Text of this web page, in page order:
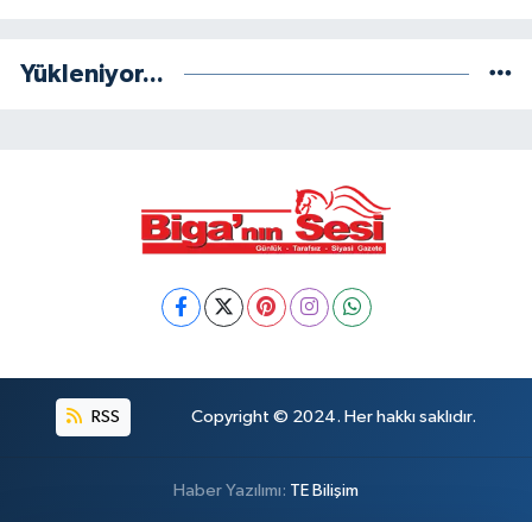
Yükleniyor...
RSS Copyright © 2024. Her hakkı saklıdır.
Haber Yazılımı: TE Bilişim